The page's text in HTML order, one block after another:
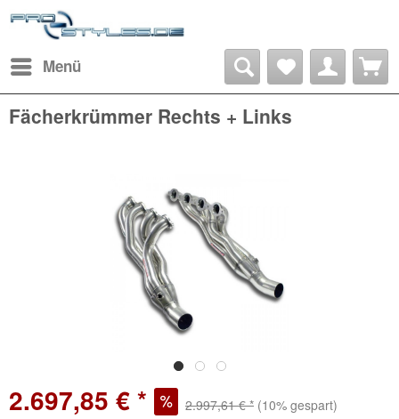
Menü
Fächerkrümmer Rechts + Links
2.697,85 € * 2.997,61 € * (10% gespart)